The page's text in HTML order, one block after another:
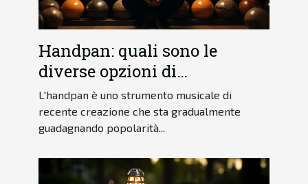
Handpan: quali sono le
diverse opzioni di
apprendimento?
L'handpan è uno strumento musicale di
recente creazione che sta gradualmente
guadagnando popolarità...